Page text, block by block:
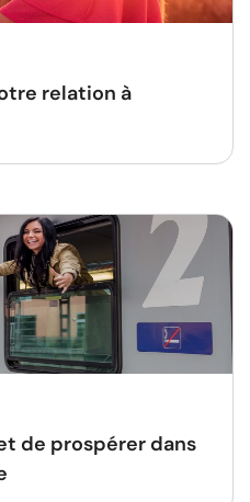
relation à
de prospérer dans